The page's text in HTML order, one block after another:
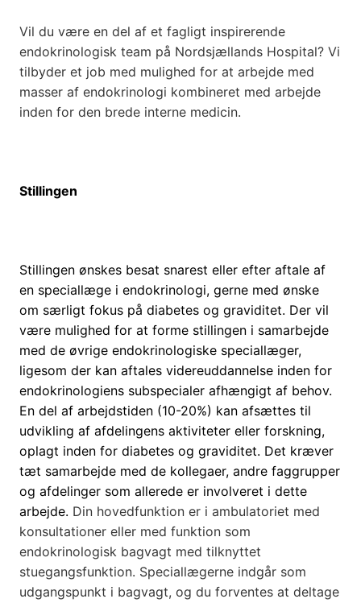
Vil du være en del af et fagligt inspirerende
endokrinologisk team på Nordsjællands Hospital? Vi
tilbyder et job med mulighed for at arbejde med
masser af endokrinologi kombineret med arbejde
inden for den brede interne medicin.
Stillingen
Stillingen ønskes besat snarest eller efter aftale af
en speciallæge i endokrinologi, gerne med ønske
om særligt fokus på diabetes og graviditet. Der vil
være mulighed for at forme stillingen i samarbejde
med de øvrige endokrinologiske speciallæger,
ligesom der kan aftales videreuddannelse inden for
endokrinologiens subspecialer afhængigt af behov.
En del af arbejdstiden (10-20%) kan afsættes til
udvikling af afdelingens aktiviteter eller forskning,
oplagt inden for diabetes og graviditet. Det kræver
tæt samarbejde med de kollegaer, andre faggrupper
og afdelinger som allerede er involveret i dette
arbejde. Din hovedfunktion er i ambulatoriet med
konsultationer eller med funktion som
endokrinologisk bagvagt med tilknyttet
stuegangsfunktion. Speciallægerne indgår som
udgangspunkt i bagvagt, og du forventes at deltage